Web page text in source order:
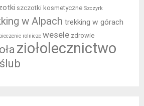
szczotki kosmetyczne Szczyrk
w Alpach trekking w górach
rolnicze wesele zdrowie
ziołolecznictwo
ślub